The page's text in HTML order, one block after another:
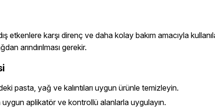
etkenlere karşı direnç ve daha kolay bakım amacıyla
arındırılması gerekir.
pasta, yağ ve kalıntıları uygun ürünle temizleyin.
uygun aplikatör ve kontrollü alanlarla uygulayın.